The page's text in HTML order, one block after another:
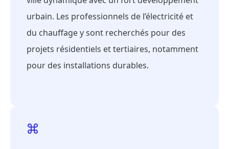
urbain. Les professionnels de l’électricité et
du chauffage y sont recherchés pour des
projets résidentiels et tertiaires, notamment
pour des installations durables.